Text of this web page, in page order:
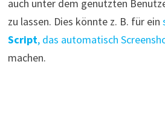
auch unter dem genutzten
zu lassen. Dies könnte z. B. für ein
Script, das automatisch
machen.